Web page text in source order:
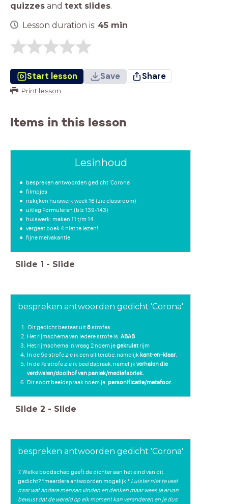
quizzes and text slides.
Lesson duration is: 45 min
Start lesson Save Share
Print lesson
Items in this lesson
Lesinhoud
bespreken antwoorden gedicht 'Corona'
filmpjes
nakijken huiswerk week 16 (zie classroom)
uitleg Formuleren (blz 139-143)
huiswerk: maken 11 t/m 14
vergeet boek 4 niet te lezen!
fijne meivakantie
Slide 1 - Slide
bespreken antwoorden gedicht 'Corona'
Dit gedicht bestaat uit8strofes.
Het rijmschema van iedere strofe is: ABAB
Het rijmschema in vraag 2 noem jegekruistrijm
In de 5e strofe zie ik een alliteratie, namelijk kant-en-klaar.
In de 7e strofe zie ik beeldspraak, namelijkverhalen die
verdwalen/doolhof van paniek/mediafabriek.
Dit soort beeldspraak noem je: personificatie/metafoor.
Slide 2 - Slide
bespreken antwoorden gedicht 'Corona'
7. Welke boodschap geeft de dichter aan het eind van dit
gedicht? *meerdere antwoorden mogelijk * Luister niet te veel
naar wat andere mensen vinden en denken maar wees je ervan
bewust dat de wereld op elk moment kan veranderen en je dus